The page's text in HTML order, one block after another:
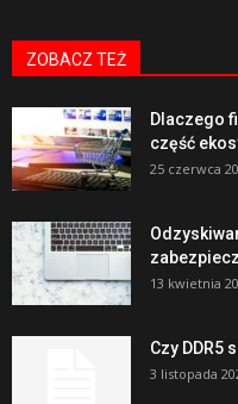
ZOBACZ TEŻ
Dlaczego
część
25 czerwca
13 kwietnia
Czy DDR5
3 listopada